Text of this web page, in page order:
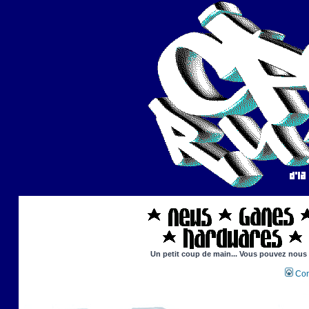
Un petit coup de main... Vous pouvez